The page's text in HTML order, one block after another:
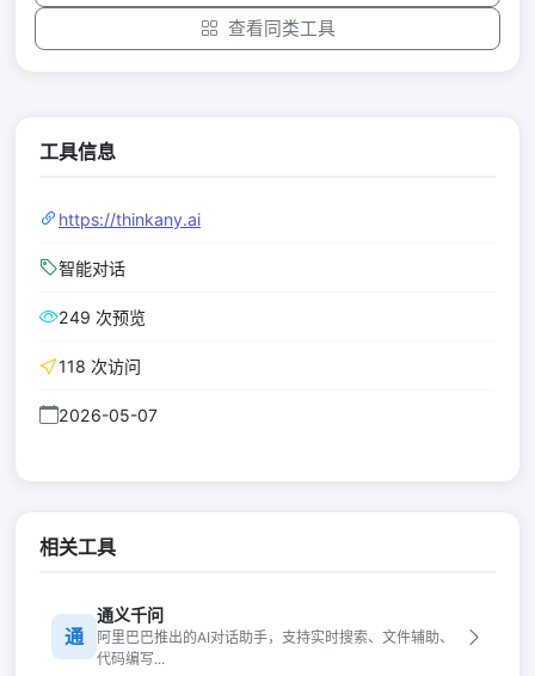
查看同类工具
工具信息
https://thinkany.ai
智能对话
249 次预览
118 次访问
2026-05-07
相关工具
通
通义千问
阿里巴巴推出的AI对话助手，支持实时搜索、文件辅助、
代码编写...